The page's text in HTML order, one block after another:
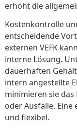
erhöht die
Kostenkontrolle
entscheidende
externen VEFK
interne Lösung.
dauerhaften
intern angestellte
minimieren sie
oder Ausfälle.
und flexibel.